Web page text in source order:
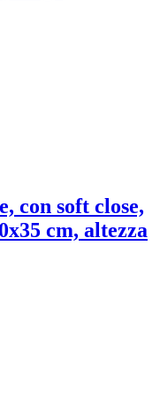
con soft close,
cm, altezza